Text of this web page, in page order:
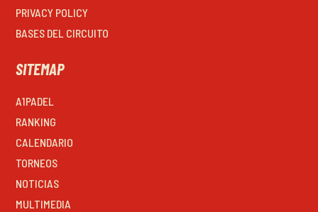
PRIVACY POLICY
BASES DEL CIRCUITO
SITEMAP
A1PADEL
RANKING
CALENDARIO
TORNEOS
NOTICIAS
MULTIMEDIA